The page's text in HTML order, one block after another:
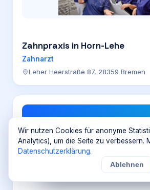
Zahnpraxis in Horn-Lehe
Zahnarzt
Leher Heerstraße 87, 28359 Bremen
D
Details
Wir nutzen Cookies für anonyme
Analytics), um die Seite zu verbessern.
Datenschutzerklärung.
Ablehnen